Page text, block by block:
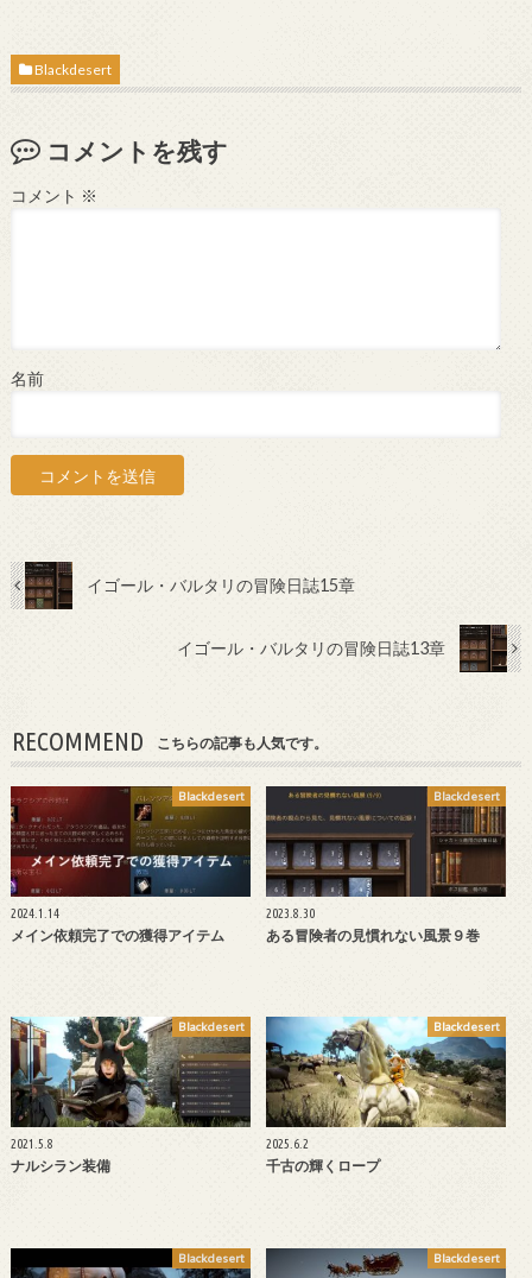
Blackdesert
コメントを残す
コメント ※
名前
イゴール・バルタリの冒険日誌15章
イゴール・バルタリの冒険日誌13章
RECOMMEND こちらの記事も人気です。
Blackdesert
2024.1.14
メイン依頼完了での獲得アイテム
Blackdesert
2023.8.30
ある冒険者の見慣れない風景９巻
Blackdesert
2021.5.8
ナルシラン装備
Blackdesert
2025.6.2
千古の輝くロープ
Blackdesert Blackdesert